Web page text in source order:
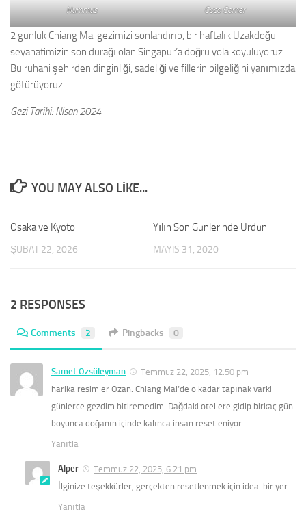
Hummus Coco Corner
2 günlük Chiang Mai gezimizi sonlandırıp, bir haftalık Uzakdoğu
seyahatimizin son durağı olan Singapur’a doğru yola koyuluyoruz.
Bu ruhani şehirden dinginliği, sadeliği ve fillerin bilgeliğini yanımızda
götürüyoruz…
Gezi Tarihi: Nisan 2024
YOU MAY ALSO LIKE...
Osaka ve Kyoto
ŞUBAT 22, 2026
Yılın Son Günlerinde Ürdün
MAYIS 31, 2020
2 RESPONSES
Comments 2 Pingbacks 0
Samet Özsüleyman
Temmuz 22, 2025, 12:50 pm
harika resimler Ozan. Chiang Mai’de o kadar tapınak varki
günlerce gezdim bitiremedim. Dağdaki otellere gidip birkaç gün
boyunca doğanın içinde kalınca insan resetleniyor.
Yanıtla
Alper
Temmuz 22, 2025, 6:21 pm
İlginize teşekkürler, gerçekten resetlenmek için ideal bir yer.
Yanıtla